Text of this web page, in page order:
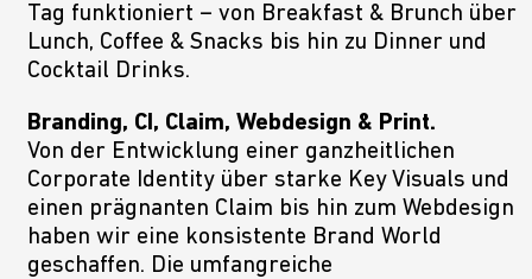
Tag funktioniert – von Breakfast & Brunch über
Lunch, Coffee & Snacks bis hin zu Dinner und
Cocktail Drinks.
Branding, CI, Claim, Webdesign & Print.
Von der Entwicklung einer ganzheitlichen
Corporate Identity über starke Key Visuals und
einen prägnanten Claim bis hin zum Webdesign
haben wir eine konsistente Brand World
geschaffen. Die umfangreiche